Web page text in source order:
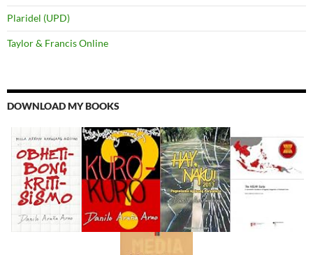
Plaridel (UPD)
Taylor & Francis Online
DOWNLOAD MY BOOKS